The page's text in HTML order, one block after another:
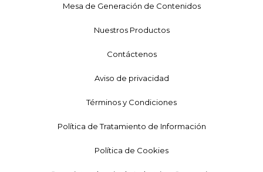
Mesa de Generación de Contenidos
Nuestros Productos
Contáctenos
Aviso de privacidad
Términos y Condiciones
Política de Tratamiento de Información
Política de Cookies